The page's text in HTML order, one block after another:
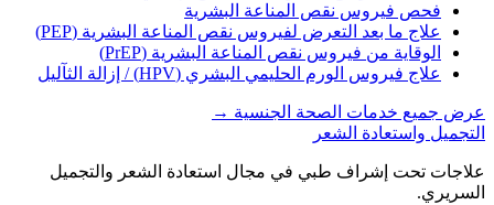
فحص فيروس نقص المناعة البشرية
علاج ما بعد التعرض لفيروس نقص المناعة البشرية (PEP)
الوقاية من فيروس نقص المناعة البشرية (PrEP)
علاج فيروس الورم الحليمي البشري (HPV) / إزالة الثآليل
عرض جميع خدمات الصحة الجنسية →
التجميل واستعادة الشعر
علاجات تحت إشراف طبي في مجال استعادة الشعر والتجميل
السريري.